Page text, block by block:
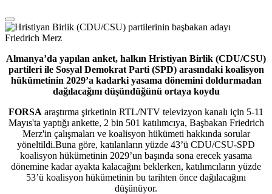
Almanya’da yapılan anket, halkın Hristiyan Birlik (CDU/CSU)
partileri ile Sosyal Demokrat Parti (SPD) arasındaki koalisyon
hükümetinin 2029’a kadarki yasama dönemini doldurmadan
dağılacağını düşündüğünü ortaya koydu
FORSA araştırma şirketinin RTL/NTV televizyon kanalı için 5-11
Mayıs'ta yaptığı ankette, 2 bin 501 katılımcıya, Başbakan Friedrich
Merz'in çalışmaları ve koalisyon hükümeti hakkında sorular
yöneltildi.Buna göre, katılanların yüzde 43’ü CDU/CSU-SPD
koalisyon hükümetinin 2029’un başında sona erecek yasama
dönemine kadar ayakta kalacağını beklerken, katılımcıların yüzde
53’ü koalisyon hükümetinin bu tarihten önce dağılacağını
düşünüyor.